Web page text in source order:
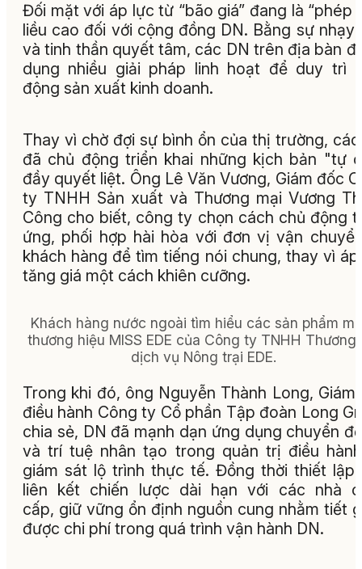
Đối mặt với áp lực từ “bão giá” đang là “phép
liều cao đối với cộng đồng DN. Bằng sự nhạy
và tinh thần quyết tâm, các DN trên địa bàn
dụng nhiều giải pháp linh hoạt để duy trì
động sản xuất kinh doanh.
Thay vì chờ đợi sự bình ổn của thị trường,
đã chủ động triển khai những kịch bản "tự
đầy quyết liệt. Ông Lê Văn Vương, Giám đốc
ty TNHH Sản xuất và Thương mại Vương
Công cho biết, công ty chọn cách chủ động
ứng, phối hợp hài hòa với đơn vị vận
khách hàng để tìm tiếng nói chung, thay vì
tăng giá một cách khiên cưỡng.
Khách hàng nước ngoài tìm hiểu các sản phẩm
thương hiệu MISS EDE của Công ty TNHH Thương
dịch vụ Nông trại EDE.
Trong khi đó, ông Nguyễn Thành Long, Giám
điều hành Công ty Cổ phần Tập đoàn Long
chia sẻ, DN đã mạnh dạn ứng dụng chuyển
và trí tuệ nhân tạo trong quản trị điều
giám sát lộ trình thực tế. Đồng thời thiết lập
liên kết chiến lược dài hạn với các nhà
cấp, giữ vững ổn định nguồn cung nhằm tiết
được chi phí trong quá trình vận hành DN.